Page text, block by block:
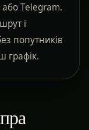
Telegram.
і
попутників
графік.